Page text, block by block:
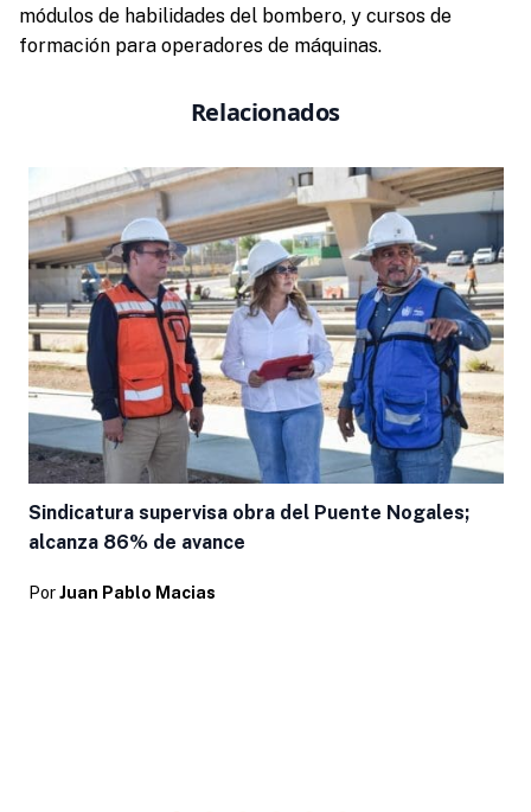
módulos de habilidades del bombero, y cursos de
formación para operadores de máquinas.
Relacionados
Sindicatura supervisa obra del Puente Nogales;
alcanza 86% de avance
Por Juan Pablo Macias